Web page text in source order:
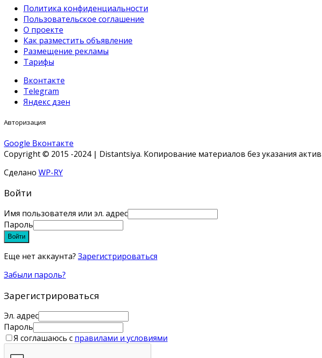
Политика конфиденциальности
Пользовательское соглашение
О проекте
Как разместить объявление
Размещение рекламы
Тарифы
Вконтакте
Telegram
Яндекс дзен
Авторизация
Google Вконтакте
Copyright © 2015 -2024 | Distantsiya. Копирование материалов без указания
Сделано WP-RY
Войти
Имя пользователя или эл. адрес
Пароль
Войти
Еще нет аккаунта? Зарегистрироваться
Забыли пароль?
Зарегистрироваться
Эл. адрес
Пароль
Я соглашаюсь с правилами и условиями